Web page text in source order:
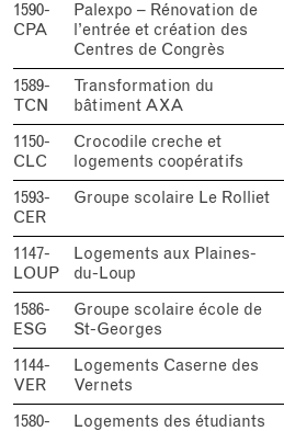
1590-
CPA
Palexpo – Rénovation de
l’entrée et création des
Centres de Congrès
1589-
TCN
Transformation du
bâtiment AXA
1150-
CLC
Crocodile creche et
logements coopératifs
1593-
CER
Groupe scolaire Le Rolliet
1147-
LOUP
Logements aux Plaines-
du-Loup
1586-
ESG
Groupe scolaire école de
St-Georges
1144-
VER
Logements Caserne des
Vernets
1580-
Logements des étudiants